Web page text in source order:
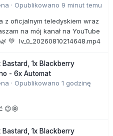
· Opublikowano 9 minut temu
z oficjalnym teledyskiem wraz
na mój kanał na YouTube
💚 lv_0_20260810214648.mp4
Bastard, 1x Blackberry
- 6x Automat
· Opublikowano 1 godzinę
😉🤩
Bastard, 1x Blackberry